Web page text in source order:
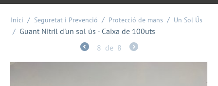
Inici / Seguretat i Prevenció / Protecció de mans / Un Sol Ús
/ Guant Nitril d'un sol ús - Caixa de 100uts
8 de 8